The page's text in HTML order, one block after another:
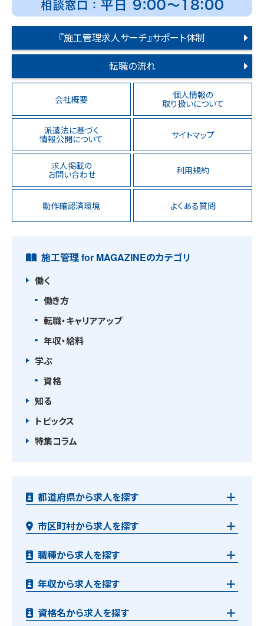
『施工管理求人サーチ』サポート体制
転職の流れ
会社概要 個人情報の
取り扱いについて
派遣法に基づく
情報公開について サイトマップ
求人掲載の
お問い合わせ 利用規約
動作確認済環境 よくある質問
施工管理 for MAGAZINEのカテゴリ
働く
働き方
転職・キャリアアップ
年収・給料
学ぶ
資格
知る
トピックス
特集コラム
都道府県から求人を探す
市区町村から求人を探す
職種から求人を探す
年収から求人を探す
資格名から求人を探す